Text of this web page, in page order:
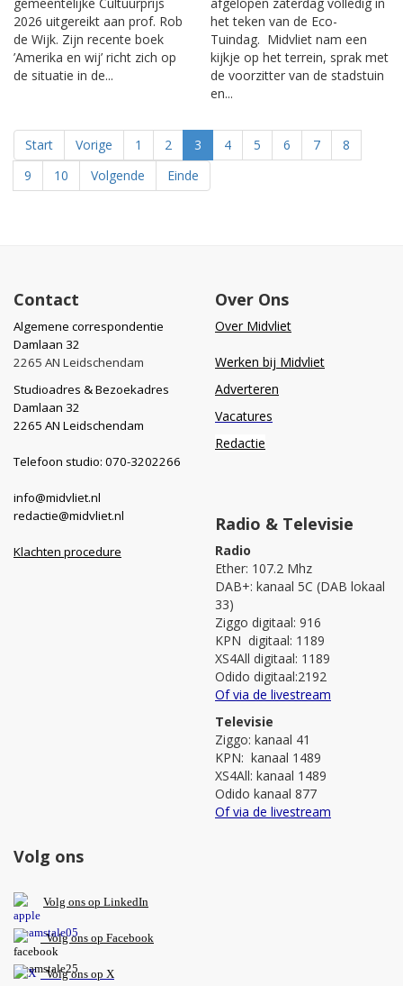
2026 uitgereikt aan prof. Rob
de Wijk. Zijn recente boek
’Amerika en wij’ richt zich op
de situatie in de...
het teken van de Eco-
Tuindag. Midvliet nam een
kijkje op het terrein, sprak met
de voorzitter van de stadstuin
en...
Start Vorige 1 2 3 4 5 6 7
8
9
10 Volgende Einde
Contact
Algemene correspondentie
Damlaan 32
2265 AN Leidschendam
Studioadres & Bezoekadres
Damlaan 32
2265 AN Leidschendam
Telefoon studio: 070-3202266
info@midvliet.nl
redactie@midvliet.nl
Klachten procedure
Over Ons
Over Midvliet
Werken bij Midvliet
Adverteren
Vacatures
Redactie
Radio & Televisie
Radio
Ether: 107.2 Mhz
DAB+: kanaal 5C (DAB lokaal
33)
Ziggo digitaal: 916
KPN digitaal: 1189
XS4All digitaal: 1189
Odido digitaal:2192
Of via de livestream
Televisie
Ziggo: kanaal 41
KPN: kanaal 1489
XS4All: kanaal 1489
Odido kanaal 877
Of via de livestream
Volg ons
Volg ons op LinkedIn
Volg ons op Facebook
Volg ons op X